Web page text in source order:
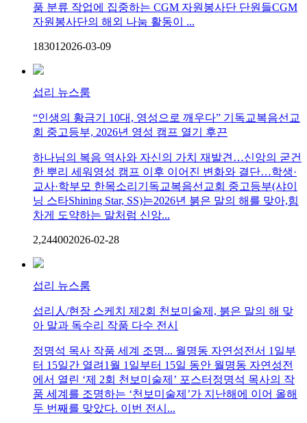
품 분류 작업에 집중하는 CGM 자원봉사단 단원들CGM
자원봉사단의 해외 나눔 활동이 ...
18301 2026-03-09
섭리 뉴스룸
“인생의 황금기 10대, 영성으로 깨우다” 기독교복음선교
회 중고등부, 2026년 영성 캠프 열기 후끈
하나님의 복음 역사와 자신의 가치 재발견…신앙의 굳건
한 뿌리 세워영성 캠프 이후 이어진 변화와 결단…학생·
교사·학부모 한목소리기독교복음선교회 중고등부(샤이
닝 스타Shining Star, SS)는2026년 붉은 말의 해를 맞아,힘
차게 도약하는 말처럼 신앙...
2,244002026-02-28
섭리 뉴스룸
섭리人/현장 스케치 제2회 천보미술제, 붉은 말의 해 맞
아 말과 독수리 작품 다수 전시
정명석 목사 작품 세계 조명... 월명동 자연성전서 1일부
터 15일간 열려1월 1일부터 15일 동안 월명동 자연성전
에서 열린 ‘제 2회 천보미술제’ 포스터정명석 목사의 작
품 세계를 조명하는 ‘천보미술제’가 지난해에 이어 올해
두 번째를 맞았다. 이번 전시...